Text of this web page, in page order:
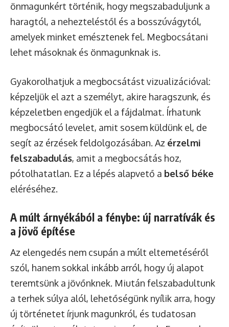
önmagunkért történik, hogy megszabaduljunk a
haragtól, a nehezteléstől és a bosszúvágytól,
amelyek minket emésztenek fel. Megbocsátani
lehet másoknak és önmagunknak is.
Gyakorolhatjuk a megbocsátást vizualizációval:
képzeljük el azt a személyt, akire haragszunk, és
képzeletben engedjük el a fájdalmat. Írhatunk
megbocsátó levelet, amit sosem küldünk el, de
segít az érzések feldolgozásában. Az érzelmi
felszabadulás, amit a megbocsátás hoz,
pótolhatatlan. Ez a lépés alapvető a belső béke
eléréséhez.
A múlt árnyékából a fénybe: új narratívák és
a jövő építése
Az elengedés nem csupán a múlt eltemetéséről
szól, hanem sokkal inkább arról, hogy új alapot
teremtsünk a jövőnknek. Miután felszabadultunk
a terhek súlya alól, lehetőségünk nyílik arra, hogy
új történetet írjunk magunkról, és tudatosan